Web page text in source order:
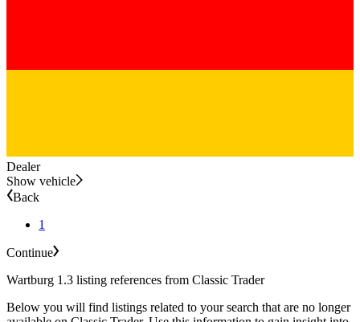
Dealer
Show vehicle
Back
1
Continue
Wartburg 1.3 listing references from Classic Trader
Below you will find listings related to your search that are no longer